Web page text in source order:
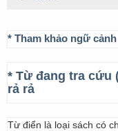
* Tham khảo ngữ cảnh
* Từ đang tra cứu
rả rả
Từ điển là loại sách có